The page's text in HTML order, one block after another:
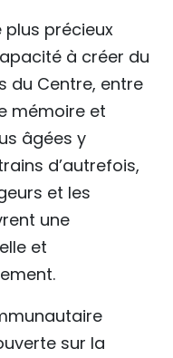
précieux
à créer du
du Centre, entre
mémoire et
âgées y
d’autrefois,
et les
une
et
sur la